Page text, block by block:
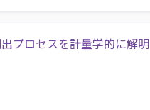
プロセスを計量学的に解明